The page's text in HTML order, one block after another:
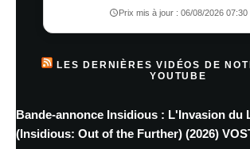
Prix mis à jour : 06/08/2026 07:30
LES DERNIÈRES VIDÉOS DE
YOUTUBE
Bande-annonce Insidious : L'Invasion du
(Insidious: Out of the Further) (2026)